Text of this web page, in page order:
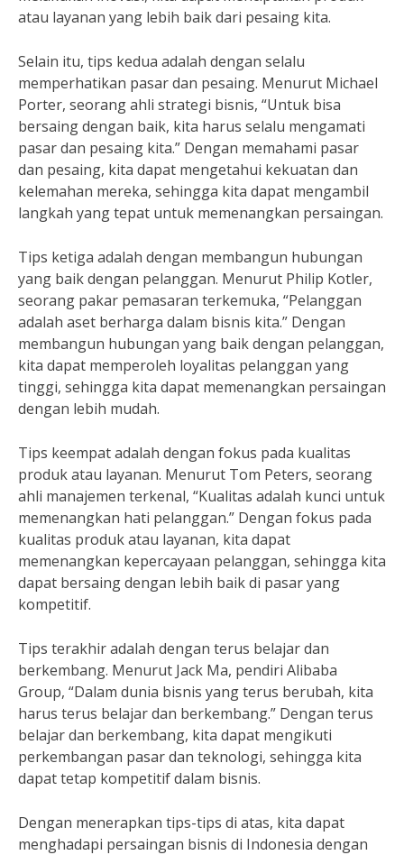
atau layanan yang lebih baik dari pesaing kita.
Selain itu, tips kedua adalah dengan selalu
memperhatikan pasar dan pesaing. Menurut Michael
Porter, seorang ahli strategi bisnis, “Untuk bisa
bersaing dengan baik, kita harus selalu mengamati
pasar dan pesaing kita.” Dengan memahami pasar
dan pesaing, kita dapat mengetahui kekuatan dan
kelemahan mereka, sehingga kita dapat mengambil
langkah yang tepat untuk memenangkan persaingan.
Tips ketiga adalah dengan membangun hubungan
yang baik dengan pelanggan. Menurut Philip Kotler,
seorang pakar pemasaran terkemuka, “Pelanggan
adalah aset berharga dalam bisnis kita.” Dengan
membangun hubungan yang baik dengan pelanggan,
kita dapat memperoleh loyalitas pelanggan yang
tinggi, sehingga kita dapat memenangkan persaingan
dengan lebih mudah.
Tips keempat adalah dengan fokus pada kualitas
produk atau layanan. Menurut Tom Peters, seorang
ahli manajemen terkenal, “Kualitas adalah kunci untuk
memenangkan hati pelanggan.” Dengan fokus pada
kualitas produk atau layanan, kita dapat
memenangkan kepercayaan pelanggan, sehingga kita
dapat bersaing dengan lebih baik di pasar yang
kompetitif.
Tips terakhir adalah dengan terus belajar dan
berkembang. Menurut Jack Ma, pendiri Alibaba
Group, “Dalam dunia bisnis yang terus berubah, kita
harus terus belajar dan berkembang.” Dengan terus
belajar dan berkembang, kita dapat mengikuti
perkembangan pasar dan teknologi, sehingga kita
dapat tetap kompetitif dalam bisnis.
Dengan menerapkan tips-tips di atas, kita dapat
menghadapi persaingan bisnis di Indonesia dengan